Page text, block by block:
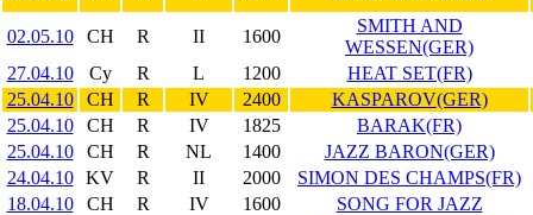
02.05.10 CH R II 1600
SMITH AND
WESSEN(GER)
27.04.10
Cy R L 1200
HEAT SET(FR)
25.04.10
CH R IV 2400
KASPAROV(GER)
25.04.10
CH R IV 1825
BARAK(FR)
25.04.10
CH R NL 1400
JAZZ BARON(GER)
24.04.10
KV R II 2000
SIMON DES CHAMPS(FR)
18.04.10
CH R IV 1600
SONG FOR JAZZ